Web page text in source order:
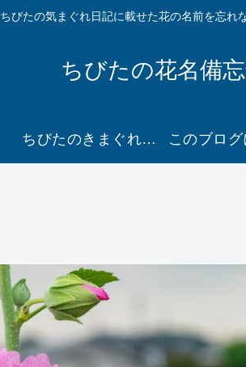
ちびたの気まぐれ日記に載せた花の名前を忘れ
ちびたの花名備
ちびたのきまぐれ日記２ に移動 このブロ